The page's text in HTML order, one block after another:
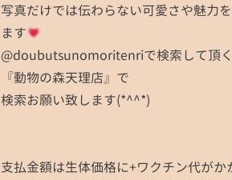
写真だけでは伝わらない可愛さや魅力
ます
@doubutsunomoritenriで検索して頂
『動物の森天理店』で
検索お願い致します(*^^*)
支払金額は生体価格に+ワクチン代がか